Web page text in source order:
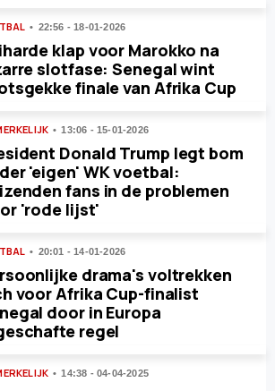
22:56 - 18-01-2026
klap voor Marokko na
slotfase: Senegal wint
finale van Afrika Cup
13:06 - 15-01-2026
Donald Trump legt bom
'eigen' WK voetbal:
fans in de problemen
'rode lijst'
20:01 - 14-01-2026
drama's voltrekken
voor Afrika Cup-finalist
door in Europa
regel
14:38 - 04-04-2025